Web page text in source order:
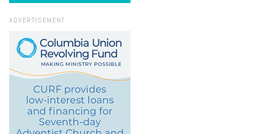
ADVERTISEMENT